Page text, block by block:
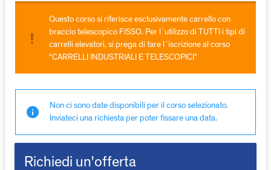
priority_high
Questo corso si riferisce esclusivamente carrello con
braccio telescopico FISSO. Per l´utilizzo di TUTTI i tipi di
carrelli elevatori, si prega di fare l´iscrizione al corso
“CARRELLI INDUSTRIALI E TELESCOPICI”
info
Non ci sono date disponibili per il corso selezionato.
Inviateci una richiesta per poter fissare una data.
Richiedi un'offerta